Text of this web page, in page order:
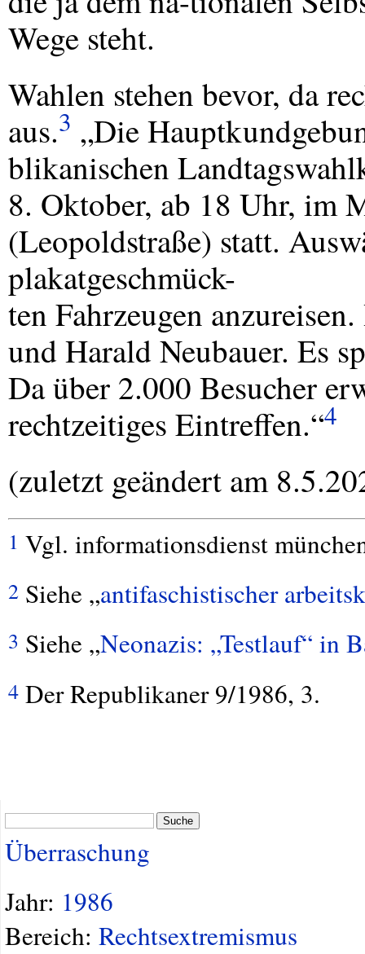
Wege steht.
Wahlen stehen bevor, da
aus.3 „Die
blikanischen
8. Oktober, ab 18 Uhr, im
(Leopoldstraße) statt.
plakatgeschmück-
ten Fahrzeugen
und Harald Neubauer. Es
Da über 2.000 Besucher
rechtzeitiges Eintreffen.“4
(zuletzt geändert am
1 Vgl. informationsdienst
2 Siehe „antifaschistischer
3 Siehe „Neonazis: „Testlauf“ in
4 Der Republikaner 9/1986, 3.
Suche
Überraschung
Jahr: 1986
Bereich: Rechtsextremismus